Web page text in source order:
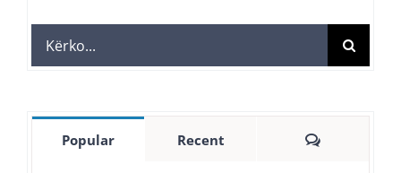
Search
for:
Popular Recent Comments